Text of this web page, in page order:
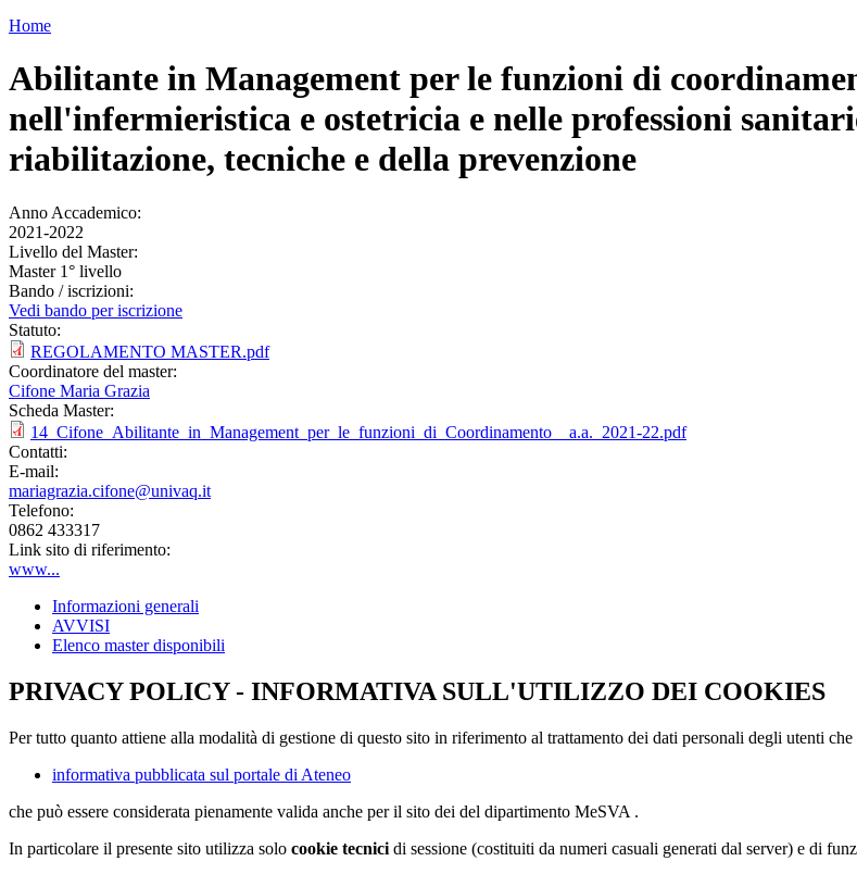
Home
Abilitante in Management per le funzioni di
nell'infermieristica e ostetricia e nelle professioni
riabilitazione, tecniche e della prevenzione
Anno Accademico:
2021-2022
Livello del Master:
Master 1° livello
Bando / iscrizioni:
Vedi bando per iscrizione
Statuto:
REGOLAMENTO MASTER.pdf
Coordinatore del master:
Cifone Maria Grazia
Scheda Master:
14_Cifone_Abilitante_in_Management_per_le_funzioni_di_Coordinamento__a.a._2021-22.pdf
Contatti:
E-mail:
mariagrazia.cifone@univaq.it
Telefono:
0862 433317
Link sito di riferimento:
www...
Informazioni generali
AVVISI
Elenco master disponibili
PRIVACY POLICY - INFORMATIVA SULL'UTILIZZO DEI COOKIES
Per tutto quanto attiene alla modalità di gestione di questo sito in riferimento al trattamento dei dati personali degli utenti
informativa pubblicata sul portale di Ateneo
che può essere considerata pienamente valida anche per il sito dei del dipartimento MeSVA .
In particolare il presente sito utilizza solo cookie tecnici di sessione (costituiti da numeri casuali generati dal server) e di